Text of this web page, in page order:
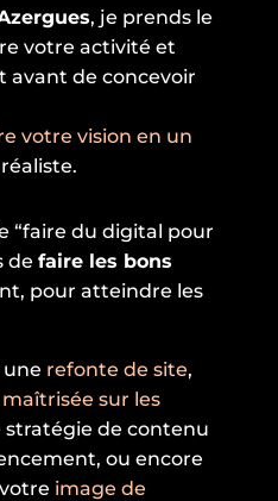
, je prends le
votre activité et
avant de concevoir
votre vision en un
“faire du digital pour
de faire les bons
pour atteindre les
une refonte de site,
sur les
stratégie de contenu
ou encore
image de